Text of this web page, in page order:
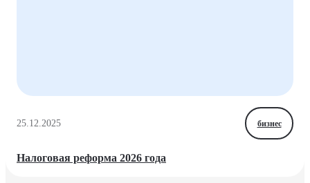
25.12.2025 бизнес
Налоговая реформа 2026 года